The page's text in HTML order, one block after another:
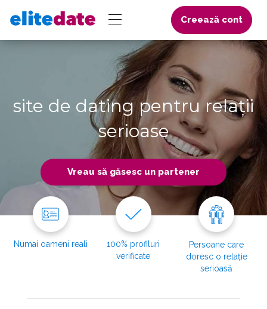
Creează cont
site de dating pentru relații
serioase
Vreau să găsesc un partener
Numai oameni reali
100% profiluri
verificate
Persoane care
doresc o relație
serioasă